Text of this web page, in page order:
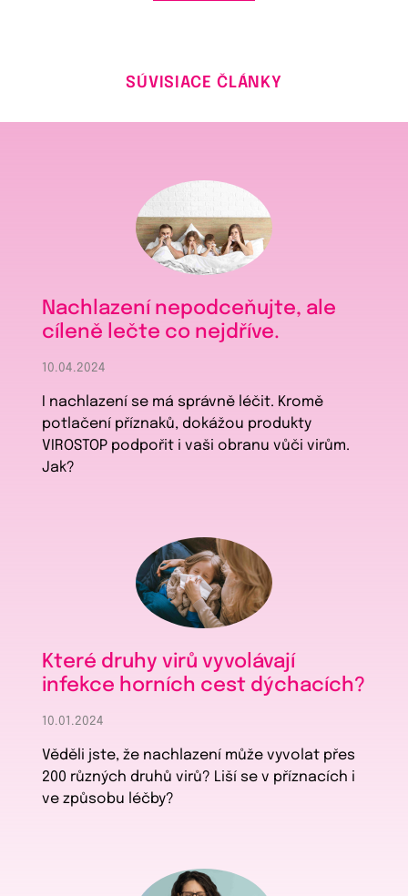
SÚVISIACE ČLÁNKY
Nachlazení nepodceňujte, ale
cíleně lečte co nejdříve.
10.04.2024
I nachlazení se má správně léčit. Kromě
potlačení příznaků, dokážou produkty
VIROSTOP podpořit i vaši obranu vůči virům.
Jak?
Které druhy virů vyvolávají
infekce horních cest dýchacích?
10.01.2024
Věděli jste, že nachlazení může vyvolat přes
200 různých druhů virů? Liší se v příznacích i
ve způsobu léčby?